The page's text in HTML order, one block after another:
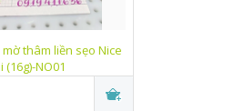
thâm liền sẹo Nice
NO01